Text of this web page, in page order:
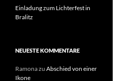
Einladung zum Lichterfest in
Bralitz
NEUESTE KOMMENTARE
Ramonazu Abschied von einer
Ikone